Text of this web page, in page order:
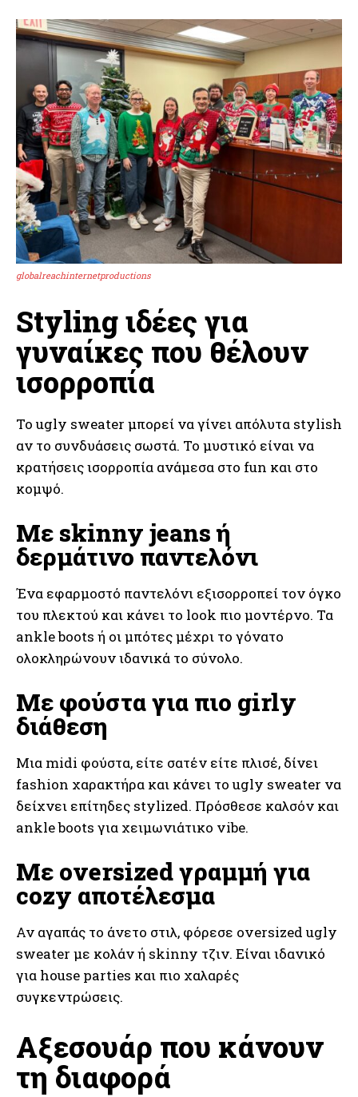
globalreachinternetproductions
Styling ιδέες για
γυναίκες που θέλουν
ισορροπία
Το ugly sweater μπορεί να γίνει απόλυτα stylish
αν το συνδυάσεις σωστά. Το μυστικό είναι να
κρατήσεις ισορροπία ανάμεσα στο fun και στο
κομψό.
Με skinny jeans ή
δερμάτινο παντελόνι
Ένα εφαρμοστό παντελόνι εξισορροπεί τον όγκο
του πλεκτού και κάνει το look πιο μοντέρνο. Τα
ankle boots ή οι μπότες μέχρι το γόνατο
ολοκληρώνουν ιδανικά το σύνολο.
Με φούστα για πιο girly
διάθεση
Μια midi φούστα, είτε σατέν είτε πλισέ, δίνει
fashion χαρακτήρα και κάνει το ugly sweater να
δείχνει επίτηδες stylized. Πρόσθεσε καλσόν και
ankle boots για χειμωνιάτικο vibe.
Με oversized γραμμή για
cozy αποτέλεσμα
Αν αγαπάς το άνετο στιλ, φόρεσε oversized ugly
sweater με κολάν ή skinny τζιν. Είναι ιδανικό
για house parties και πιο χαλαρές
συγκεντρώσεις.
Αξεσουάρ που κάνουν
τη διαφορά